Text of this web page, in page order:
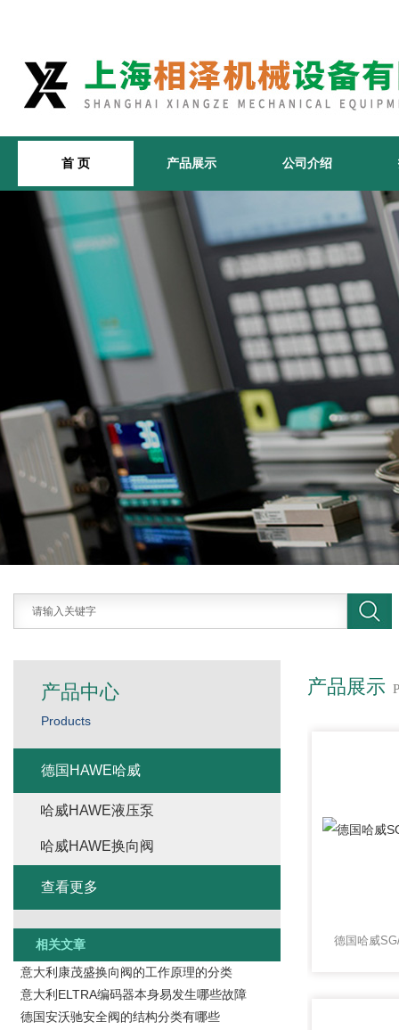
首 页 产品展示 公司介绍
产品展示
德国哈威
产品中心
Products
德国HAWE哈威
哈威HAWE液压泵
哈威HAWE换向阀
查看更多
相关文章
意大利康茂盛换向阀的工作原理的分类
意大利ELTRA编码器本身易发生哪些故障
德国安沃驰安全阀的结构分类有哪些